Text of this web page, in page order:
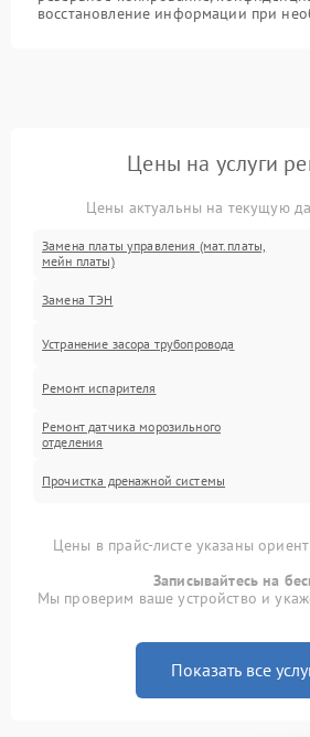
восстановление информации при
Цены на услуги
Цены актуальны на текущую
Замена платы управления (мат.платы,
мейн платы)
Замена ТЭН
Устранение засора трубопровода
Ремонт испарителя
Ремонт датчика морозильного
отделения
Прочистка дренажной системы
Цены в прайс-листе указаны
Записывайтесь на
Мы проверим ваше устройство и
Показать все